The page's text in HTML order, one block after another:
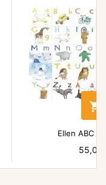

Ellen ABC
Pris
55,00